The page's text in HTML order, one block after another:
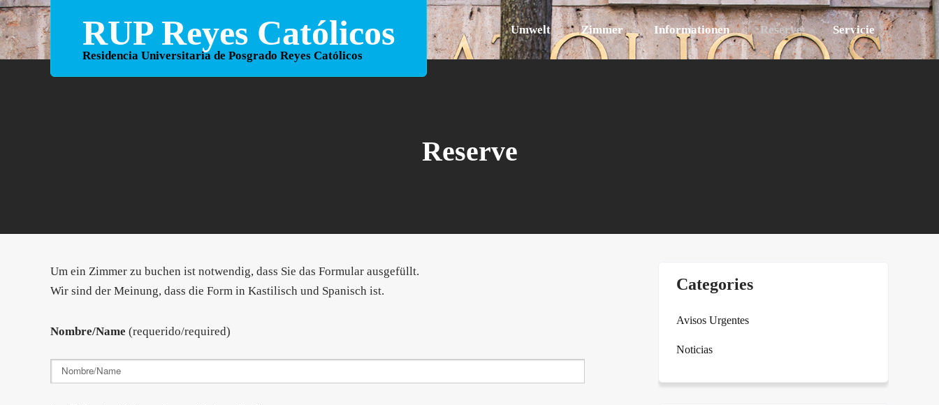
Skip
to
content
RUP Reyes Católicos
Residencia Universitaria de Posgrado Reyes Católicos
Umwelt Zimmer Informationen Reserve Servicie
Reserve
Um ein Zimmer zu buchen ist notwendig, dass Sie das Formular ausgefüllt.
Wir sind der Meinung, dass die Form in Kastilisch und Spanisch ist.
Nombre/Name (requerido/required)
Categories
Avisos Urgentes
Noticias